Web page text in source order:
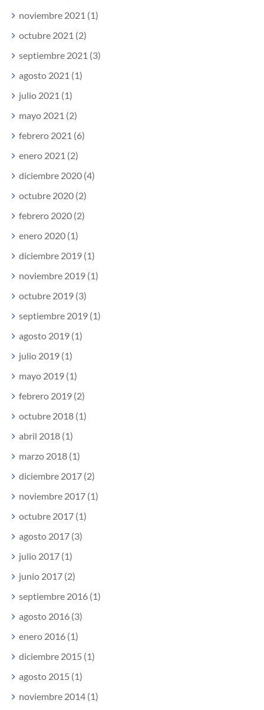
noviembre 2021 (1)
octubre 2021 (2)
septiembre 2021 (3)
agosto 2021 (1)
julio 2021 (1)
mayo 2021 (2)
febrero 2021 (6)
enero 2021 (2)
diciembre 2020 (4)
octubre 2020 (2)
febrero 2020 (2)
enero 2020 (1)
diciembre 2019 (1)
noviembre 2019 (1)
octubre 2019 (3)
septiembre 2019 (1)
agosto 2019 (1)
julio 2019 (1)
mayo 2019 (1)
febrero 2019 (2)
octubre 2018 (1)
abril 2018 (1)
marzo 2018 (1)
diciembre 2017 (2)
noviembre 2017 (1)
octubre 2017 (1)
agosto 2017 (3)
julio 2017 (1)
junio 2017 (2)
septiembre 2016 (1)
agosto 2016 (3)
enero 2016 (1)
diciembre 2015 (1)
agosto 2015 (1)
noviembre 2014 (1)